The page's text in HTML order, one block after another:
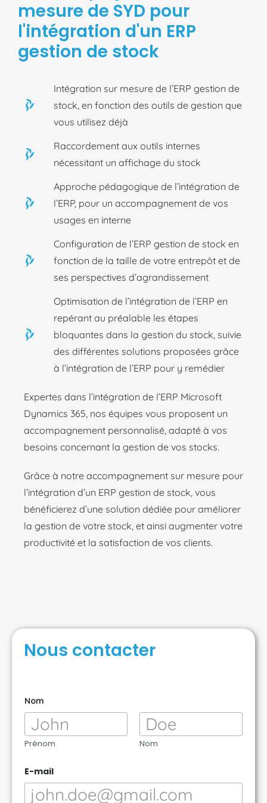
mesure de SYD pour
l'intégration d'un ERP
gestion de stock
Intégration sur mesure de l’ERP gestion de
stock, en fonction des outils de gestion que
vous utilisez déjà
Raccordement aux outils internes
nécessitant un affichage du stock
Approche pédagogique de l’intégration de
l’ERP, pour un accompagnement de vos
usages en interne
Configuration de l’ERP gestion de stock en
fonction de la taille de votre entrepôt et de
ses perspectives d’agrandissement
Optimisation de l’intégration de l’ERP en
repérant au préalable les étapes
bloquantes dans la gestion du stock, suivie
des différentes solutions proposées grâce
à l’intégration de l’ERP pour y remédier
Expertes dans l’intégration de l’ERP Microsoft
Dynamics 365, nos équipes vous proposent un
accompagnement personnalisé, adapté à vos
besoins concernant la gestion de vos stocks.
Grâce à notre accompagnement sur mesure pour
l’intégration d’un ERP gestion de stock, vous
bénéficierez d’une solution dédiée pour améliorer
la gestion de votre stock, et ainsi augmenter votre
productivité et la satisfaction de vos clients.
Nous contacter
Nom
Prénom Nom
E-mail